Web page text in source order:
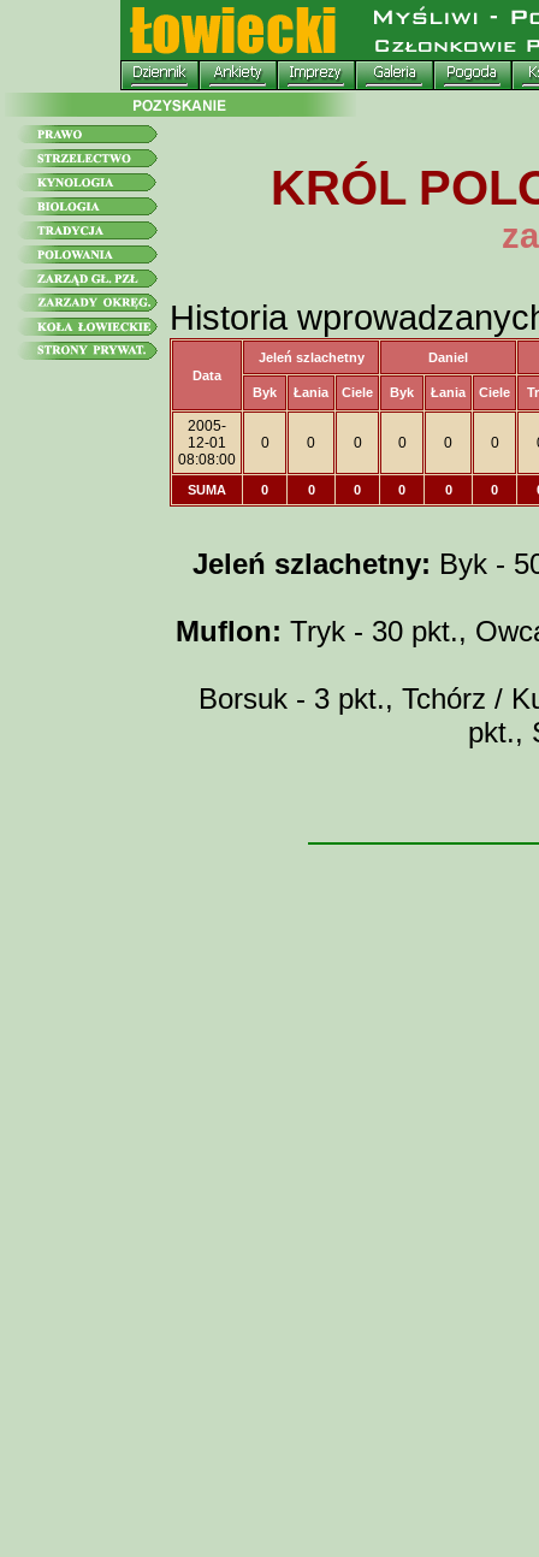
KRÓL
Historia
Data
Jeleń szlachetny Daniel
Byk Łania Ciele Byk Łania Ciele
2005-
12-01
08:08:00
0 0 0 0 0 0
SUMA 0 0 0 0 0 0
Jeleń szlachetny: Byk -
Muflon: Tryk - 30 pkt.,
Borsuk - 3 pkt., Tchórz /
pkt.,